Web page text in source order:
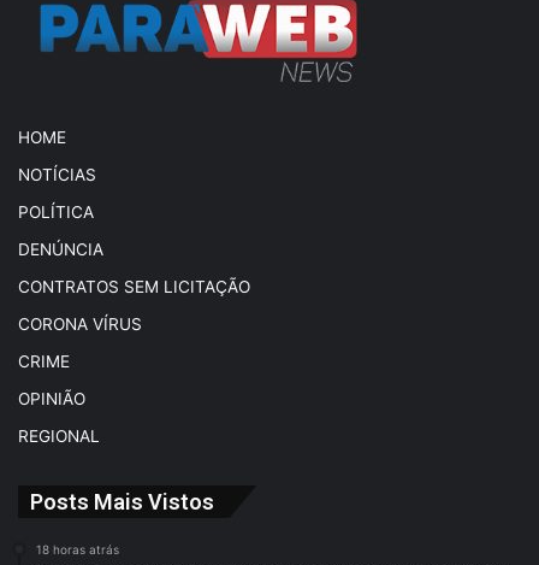
HOME
NOTÍCIAS
POLÍTICA
DENÚNCIA
CONTRATOS SEM LICITAÇÃO
CORONA VÍRUS
CRIME
OPINIÃO
REGIONAL
Posts Mais Vistos
18 horas atrás